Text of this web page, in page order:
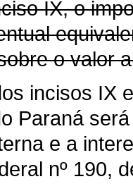
IX, o
o valor
incisos IX
Paraná
e a
nº 190,